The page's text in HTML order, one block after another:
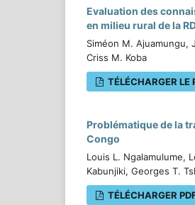
Evaluation des
en milieu rural de la
Siméon M. Ajuamungu,
Criss M. Koba
TÉLÉCHARGER LE
Problématique de la
Congo
Louis L. Ngalamulume,
Kabunjiki, Georges T.
TÉLÉCHARGER